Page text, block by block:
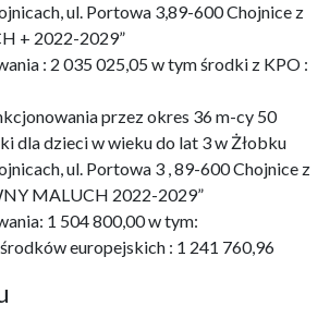
ul. Portowa 3,89-600 Chojnice z
+ 2022-2029”
: 2 035 025,05 w tym środki z KPO :
przez okres 36 m-cy 50
dla dzieci w wieku do lat 3 w Żłobku
ul. Portowa 3 , 89-600 Chojnice z
MALUCH 2022-2029”
1 504 800,00 w tym:
europejskich : 1 241 760,96